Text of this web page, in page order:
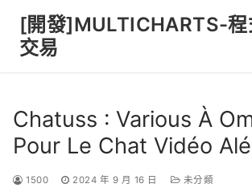
content
[開發]MULTICHARTS-程
交易
Chatuss : Various À
Pour Le Chat Vidéo
1500 2024 年 9 月 16 日 未分類